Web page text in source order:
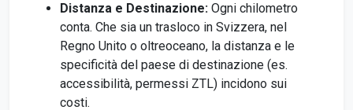
Distanza e Destinazione: Ogni chilometro
conta. Che sia un trasloco in Svizzera, nel
Regno Unito o oltreoceano, la distanza e le
specificità del paese di destinazione (es.
accessibilità, permessi ZTL) incidono sui
costi.